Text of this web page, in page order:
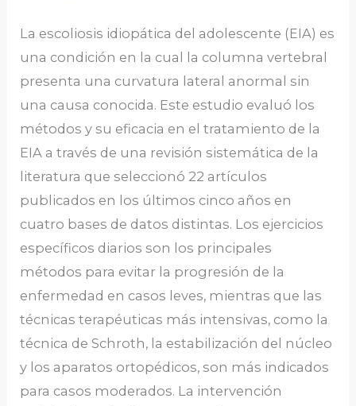
La escoliosis idiopática del adolescente (EIA) es
una condición en la cual la columna vertebral
presenta una curvatura lateral anormal sin
una causa conocida. Este estudio evaluó los
métodos y su eficacia en el tratamiento de la
EIA a través de una revisión sistemática de la
literatura que seleccionó 22 artículos
publicados en los últimos cinco años en
cuatro bases de datos distintas. Los ejercicios
específicos diarios son los principales
métodos para evitar la progresión de la
enfermedad en casos leves, mientras que las
técnicas terapéuticas más intensivas, como la
técnica de Schroth, la estabilización del núcleo
y los aparatos ortopédicos, son más indicados
para casos moderados. La intervención